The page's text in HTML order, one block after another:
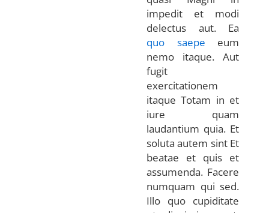
impedit et modi
delectus aut. Ea
quo saepe eum
nemo itaque. Aut
fugit
exercitationem
itaque Totam in et
iure quam
laudantium quia. Et
soluta autem sint Et
beatae et quis et
assumenda. Facere
numquam qui sed.
Illo quo cupiditate